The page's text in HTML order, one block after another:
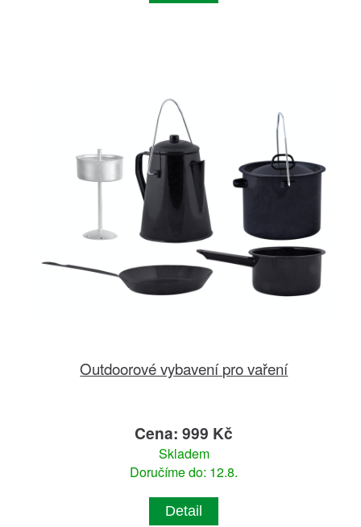
Outdoorové vybavení pro vaření
Cena: 999 Kč
Skladem
Doručíme do: 12.8.
Detail